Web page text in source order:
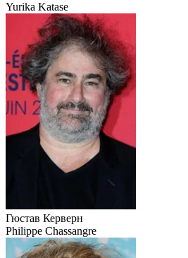
Yurika Katase
Гюстав Керверн
Philippe Chassangre